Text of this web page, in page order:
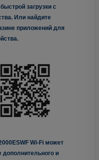
загрузки с
Или найдите
приложений для
Wi-Fi может
дополнительного и